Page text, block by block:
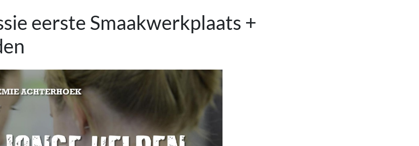
eerste Smaakwerkplaats +